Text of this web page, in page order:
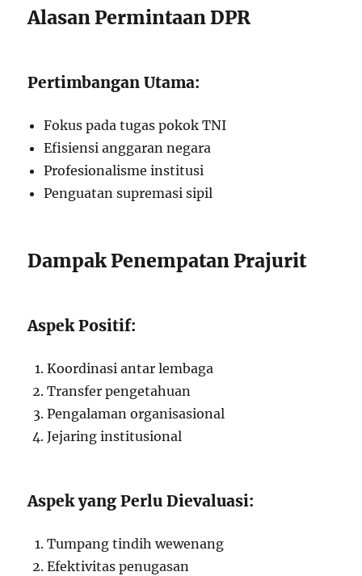
Alasan Permintaan DPR
Pertimbangan Utama:
Fokus pada tugas pokok TNI
Efisiensi anggaran negara
Profesionalisme institusi
Penguatan supremasi sipil
Dampak Penempatan Prajurit
Aspek Positif:
Koordinasi antar lembaga
Transfer pengetahuan
Pengalaman organisasional
Jejaring institusional
Aspek yang Perlu Dievaluasi:
Tumpang tindih wewenang
Efektivitas penugasan